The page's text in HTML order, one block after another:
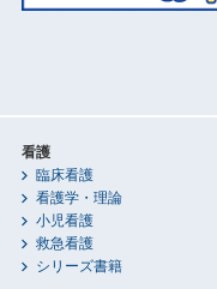
看護
臨床看護
看護学・理論
小児看護
救急看護
シリーズ書籍